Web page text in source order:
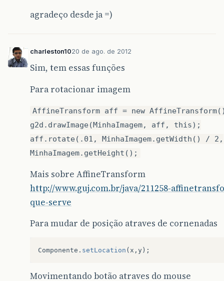
agradeço desde ja =)
charleston1020 de ago. de 2012
Sim, tem essas funções
Para rotacionar imagem
AffineTransform aff = new
g2d.drawImage(MinhaImagem, aff, this);
aff.rotate(.01, MinhaImagem.getWidth() / 2,
MinhaImagem.getHeight();
Mais sobre AffineTransform
http://www.guj.com.br/java/211258-
que-serve
Para mudar de posição atraves de cornenadas
Componente . setLocation ( x , y );
Movimentando botão atraves do mouse